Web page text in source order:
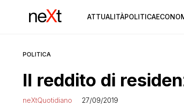
ATTUALITÀPOLITICA
POLITICA
Il reddito di
neXtQuotidiano 27/09/2019